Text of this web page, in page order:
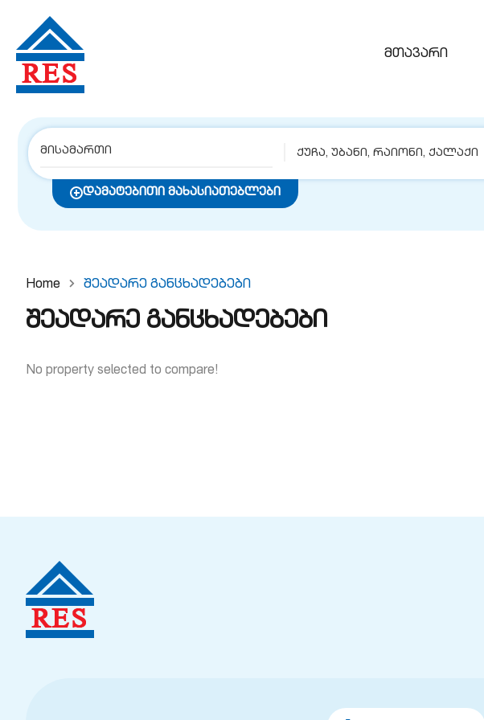
მთავარი
ქუჩა, უბანი, რაიონი, ქალაქი
დამატებითი მახასიათებლები
Home Შეადარე Განცხადებები
შეადარე განცხადებები
No property selected to compare!